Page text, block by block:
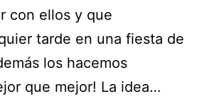
con ellos y que
tarde en una fiesta de
los hacemos
que mejor! La idea…